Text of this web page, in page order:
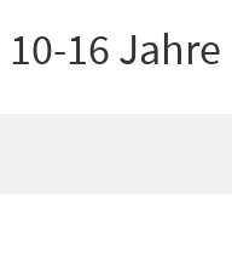
16 Jahre